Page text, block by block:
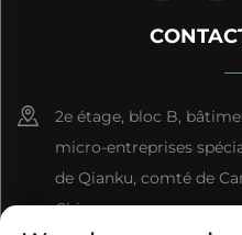
2e étage, bloc B,
micro-entreprises
de Qianku, comté de
Chine